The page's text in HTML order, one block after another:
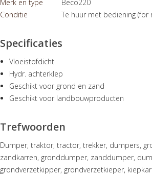
Merk en type
Beco220
Conditie
Te huur met bediening (for
Specificaties
Vloeistofdicht
Hydr. achterklep
Geschikt voor grond en zand
Geschikt voor landbouwproducten
Trefwoorden
dumper, traktor, tractor, trekker, dumpers, grondkar, grondkarren, zandkar,
zandkarren, gronddumper, zanddumper,
grondverzetkipper, grondverzetkieper, kiepkar